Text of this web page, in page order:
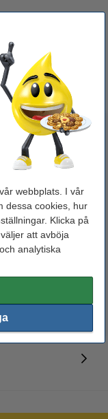
webbplats. I vår
dessa cookies, hur
Klicka på
att avböja
analytiska
Duracard färgband färg
(original)